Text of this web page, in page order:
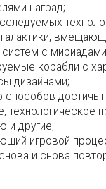
наград;
галактики,
с
корабли с
дизайнами;
способов достичь
технологическое
и другие;
игровой
и снова